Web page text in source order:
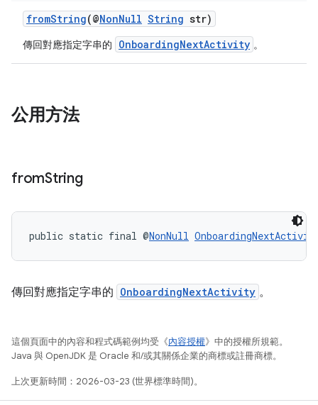
fromString(@NonNull String str)
傳回對應指定字串的 OnboardingNextActivity 。
公用方法
fromString
public static final @NonNull
傳回對應指定字串的 OnboardingNextActivity 。
這個頁面中的內容和程式碼範例均受《內容授權》中的授權所規範。
Java 與 OpenJDK 是 Oracle 和/或其關係企業的商標或註冊商標。
上次更新時間：2026-03-23 (世界標準時間)。